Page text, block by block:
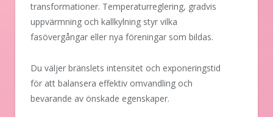
transformationer. Temperaturreglering, gradvis
uppvärmning och kallkylning styr vilka
fasövergångar eller nya föreningar som bildas.
Du väljer bränslets intensitet och exponeringstid
för att balansera effektiv omvandling och
bevarande av önskade egenskaper.